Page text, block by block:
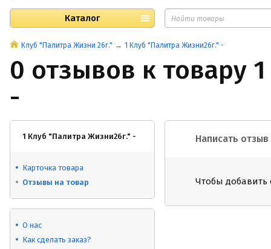
Каталог
Клуб "Палитра Жизни 26г." 1 Клуб "Палитра Жизни26г." -
0 отзывов к товару
-
1 Клуб "Палитра Жизни26г." -
Карточка товара
Отзывы на товар
О нас
Как сделать заказ?
Написать отзыв
Чтобы добавить